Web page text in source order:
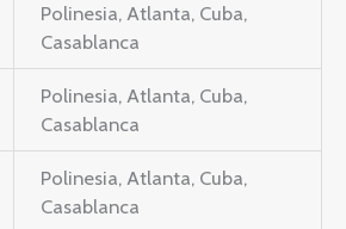
Polinesia, Atlanta, Cuba,
Casablanca
Polinesia, Atlanta, Cuba,
Casablanca
Polinesia, Atlanta, Cuba,
Casablanca